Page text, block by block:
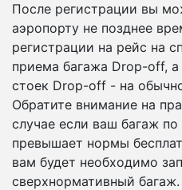
После регистрации вы
аэропорту не позднее
регистрации на рейс на
приема багажа Drop-off, а
стоек Drop-off - на
Обратите внимание на
случае если ваш багаж
превышает нормы
вам будет необходимо
сверхнормативный багаж.